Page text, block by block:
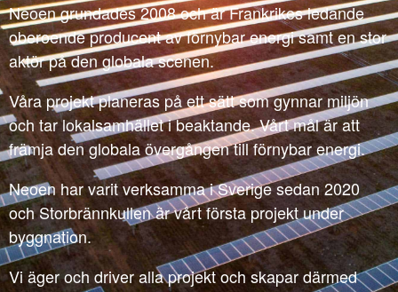
Neoen grundades 2008 och är Frankrikes ledande
oberoende producent av förnybar energi samt en stor
aktör på den globala scenen.
Våra projekt planeras på ett sätt som gynnar miljön
och tar lokalsamhället i beaktande. Vårt mål är att
främja den globala övergången till förnybar energi.
Neoen har varit verksamma i Sverige sedan 2020
och Storbrännkullen är vårt första projekt under
byggnation.
Vi äger och driver alla projekt och skapar därmed